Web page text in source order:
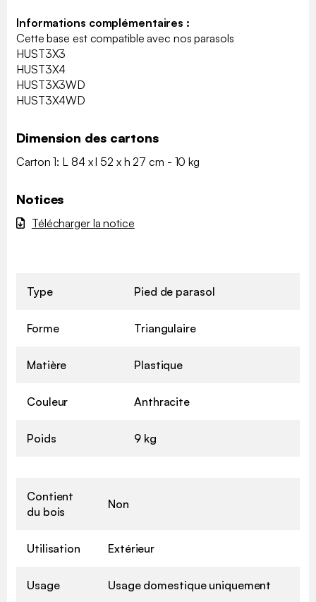
Informations complémentaires :
Cette base est compatible avec nos parasols
HUST3X3
HUST3X4
HUST3X3WD
HUST3X4WD
Dimension des cartons
Carton 1: L 84 x l 52 x h 27 cm - 10 kg
Notices
Télécharger la notice
Type Pied de parasol
Forme Triangulaire
Matière Plastique
Couleur Anthracite
Poids 9 kg
Contient
du bois
Non
Utilisation Extérieur
Usage Usage domestique uniquement